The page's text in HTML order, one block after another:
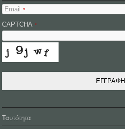
Email *
CAPTCHA *
ΕΓΓΡΑΦΗ
Ταυτότητα